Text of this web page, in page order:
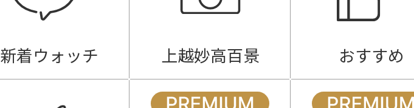
新着ウォッチ 上越妙高百景 おすすめ